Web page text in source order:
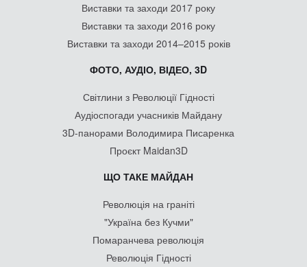
Виставки та заходи 2017 року
Виставки та заходи 2016 року
Виставки та заходи 2014–2015 років
ФОТО, АУДІО, ВІДЕО, 3D
Світлини з Революції Гідності
Аудіоспогади учасників Майдану
3D-панорами Володимира Писаренка
Проєкт Maidan3D
ЩО ТАКЕ МАЙДАН
Революція на граніті
"Україна без Кучми"
Помаранчева революція
Революція Гідності